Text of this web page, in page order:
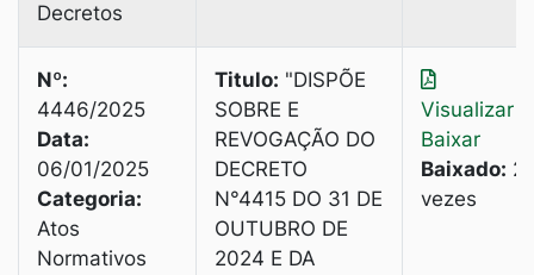
Decretos
Nº:
4446/2025
Data:
06/01/2025
Categoria:
Atos
Normativos
Titulo: "DISPÕE
SOBRE E
REVOGAÇÃO DO
DECRETO
N°4415 DO 31 DE
OUTUBRO DE
2024 E DA
Visualizar
Baixar
Baixado: 2
vezes